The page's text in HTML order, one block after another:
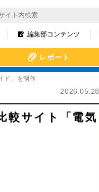
編集部コンテンツ
レポート
ド」を制作
2026.05.28
較サイト「電気